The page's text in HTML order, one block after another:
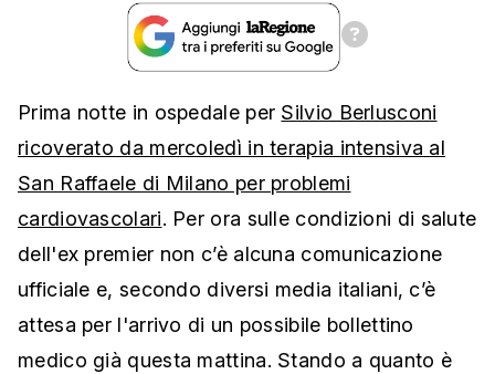
Prima notte in ospedale per Silvio Berlusconi
ricoverato da mercoledì in terapia intensiva al
San Raffaele di Milano per problemi
cardiovascolari. Per ora sulle condizioni di salute
dell'ex premier non c’è alcuna comunicazione
ufficiale e, secondo diversi media italiani, c’è
attesa per l'arrivo di un possibile bollettino
medico già questa mattina. Stando a quanto è